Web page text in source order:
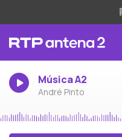
Música A2
André Pinto